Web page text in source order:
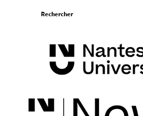
Rechercher